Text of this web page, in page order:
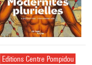
Editions Centre Pompidou